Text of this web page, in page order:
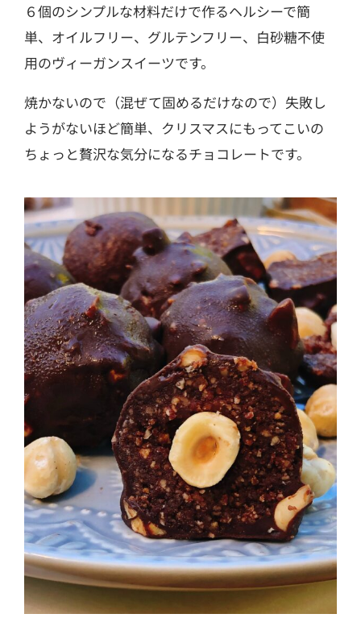
６個のシンプルな材料だけで作るヘルシーで簡
単、オイルフリー、グルテンフリー、白砂糖不使
用のヴィーガンスイーツです。
焼かないので （混ぜて固めるだけなので）失敗し
ようがないほど簡単、クリスマスにもってこいの
ちょっと贅沢な気分になるチョコレートです。